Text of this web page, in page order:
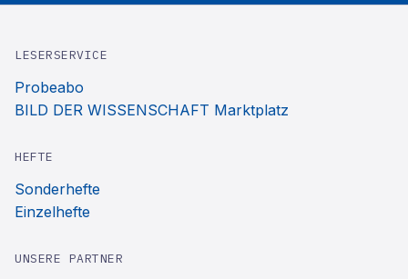
LESERSERVICE
Probeabo
BILD DER WISSENSCHAFT Marktplatz
HEFTE
Sonderhefte
Einzelhefte
UNSERE PARTNER